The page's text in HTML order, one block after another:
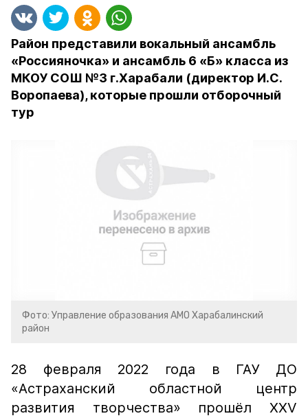
Район представили вокальный ансамбль
«Россияночка» и ансамбль 6 «Б» класса из
МКОУ СОШ №3 г.Харабали (директор И.С.
Воропаева), которые прошли отборочный
тур
Фото: Управление образования АМО Харабалинский
район
28 февраля 2022 года в ГАУ ДО
«Астраханский областной центр
развития творчества» прошёл XXV